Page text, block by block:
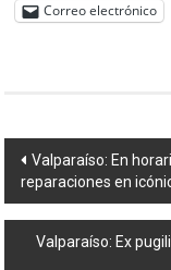
Correo electrónico
Navegación
de
entradas
Valparaíso: En
reparaciones en
Valparaíso: Ex